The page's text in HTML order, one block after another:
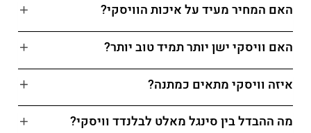
האם המחיר מעיד על איכות הוויסקי?
האם וויסקי ישן יותר תמיד טוב יותר?
איזה וויסקי מתאים כמתנה?
מה ההבדל בין סינגל מאלט לבלנדד וויסקי?